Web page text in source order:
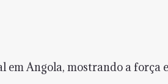
em Angola, mostrando a força e